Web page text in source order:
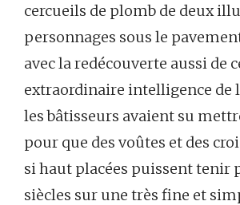
cercueils de plomb de deux
personnages sous le
avec la redécouverte aussi de
extraordinaire intelligence de
les bâtisseurs avaient su
pour que des voûtes et des
si haut placées puissent tenir
siècles sur une très fine et